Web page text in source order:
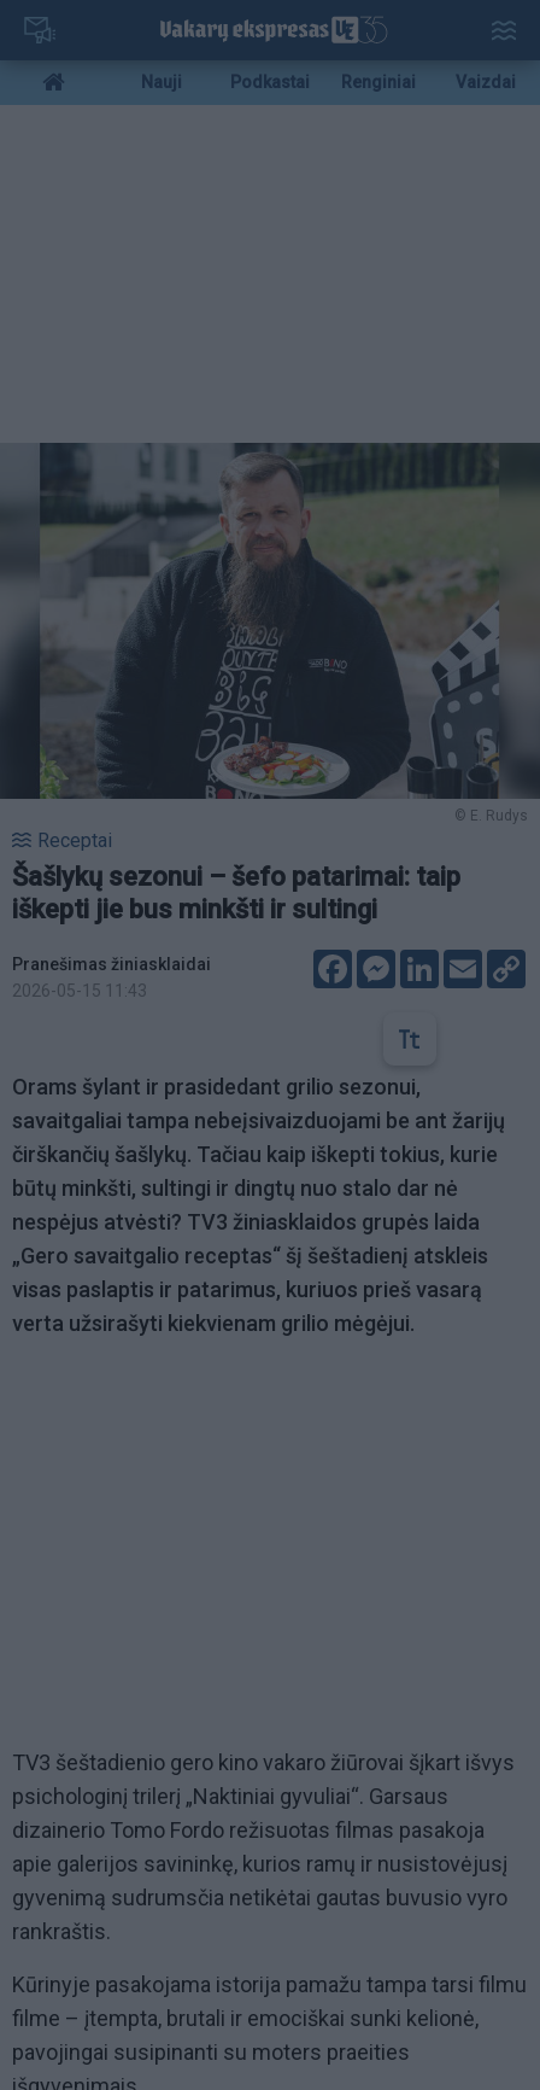
Pereiti
pagrindinį
turinį
Mobile
menu
Nauji Podkastai Renginiai Vaizdai
© E. Rudys
Receptai
Šašlykų sezonui – šefo patarimai: taip
iškepti jie bus minkšti ir sultingi
Pranešimas žiniasklaidai
2026-05-15 11:43
FacebookMessenger
LinkedIn
Email
Orams šylant ir prasidedant grilio sezonui,
savaitgaliai tampa nebeįsivaizduojami be ant žarijų
čirškančių šašlykų. Tačiau kaip iškepti tokius, kurie
būtų minkšti, sultingi ir dingtų nuo stalo dar nė
nespėjus atvėsti? TV3 žiniasklaidos grupės laida
„Gero savaitgalio receptas“ šį šeštadienį atskleis
visas paslaptis ir patarimus, kuriuos prieš vasarą
verta užsirašyti kiekvienam grilio mėgėjui.
TV3 šeštadienio gero kino vakaro žiūrovai šįkart išvys
psichologinį trilerį „Naktiniai gyvuliai“. Garsaus
dizainerio Tomo Fordo režisuotas filmas pasakoja
apie galerijos savininkę, kurios ramų ir nusistovėjusį
gyvenimą sudrumsčia netikėtai gautas buvusio vyro
rankraštis.
Kūrinyje pasakojama istorija pamažu tampa tarsi filmu
filme – įtempta, brutali ir emociškai sunki kelionė,
pavojingai susipinanti su moters praeities